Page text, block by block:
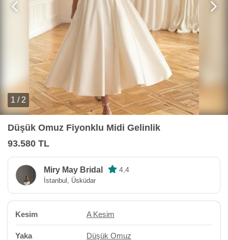
1 / 2
Düşük Omuz Fiyonklu Midi Gelinlik
93.580 TL
Miry May Bridal 4,4
İstanbul, Üsküdar
Kesim A Kesim
Yaka Düşük Omuz